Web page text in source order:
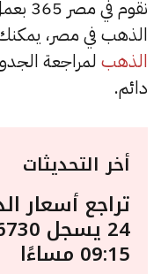
نقوم
الذهب في مصر،
الذهب لمراجعة
دائم.
أخر التحديثات
تراجع أسعار
09:15 مساءًا